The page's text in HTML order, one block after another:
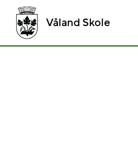
Våland Skole